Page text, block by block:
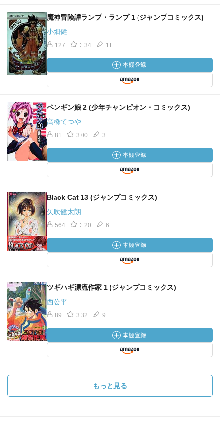
魔神冒険譚ランプ・ランプ 1 (ジャンプコミックス)
小畑健
127 3.34 11
ペンギン娘 2 (少年チャンピオン・コミックス)
高橋てつや
81 3.00 3
Black Cat 13 (ジャンプコミックス)
矢吹健太朗
564 3.20 6
ツギハギ漂流作家 1 (ジャンプコミックス)
西公平
89 3.32 9
もっと見る